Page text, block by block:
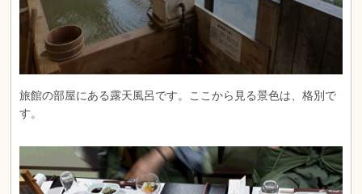
旅館の部屋にある露天風呂です。ここから見る景色は、格別で
す。